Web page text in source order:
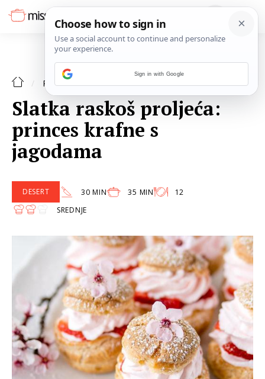
RECEPTI DESERT
Slatka raskoš proljeća:
princes krafne s
jagodama
DESERT 30 MIN 35 MIN
12
SREDNJE
Sign in with Google